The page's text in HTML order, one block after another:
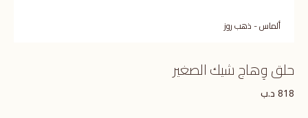
ألماس - ذهب روز
حلق وِهاج شيك الصغير
818 د.ب